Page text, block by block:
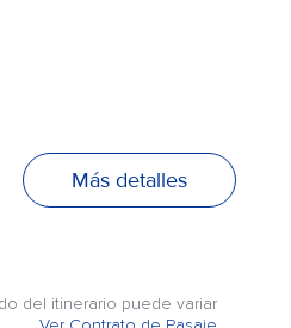
Más detalles
del itinerario puede variar